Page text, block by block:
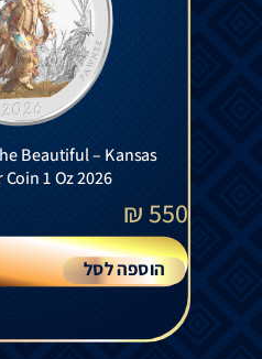
Beautiful – Kansas
1 Oz 2026
550
₪
הוספה לסל